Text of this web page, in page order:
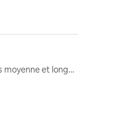
Locations moyenne et longue durée